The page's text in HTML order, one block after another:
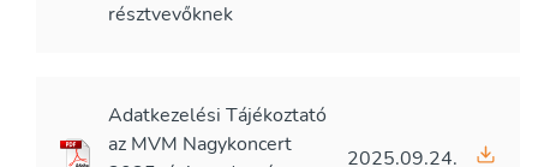
résztvevőknek
Adatkezelési Tájékoztató
az MVM Nagykoncert
2025.09.24.